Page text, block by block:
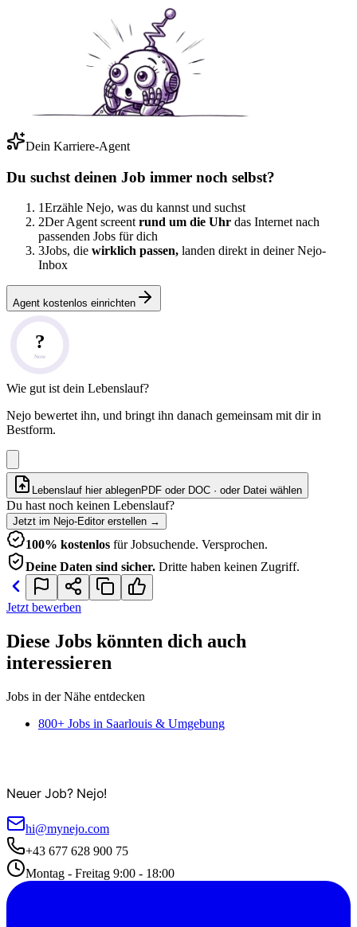
Dein Karriere-Agent
Du suchst deinen Job immer noch selbst?
1Erzähle Nejo, was du kannst und suchst
2Der Agent screent rund um die Uhr das Internet nach
passenden Jobs für dich
3Jobs, die wirklich passen, landen direkt in deiner Nejo-
Inbox
Agent kostenlos einrichten
?
Note
Wie gut ist dein Lebenslauf?
Nejo bewertet ihn, und bringt ihn danach gemeinsam mit dir in
Bestform.
Lebenslauf hier ablegenPDF oder DOC · oder Datei wählen
Du hast noch keinen Lebenslauf?
Jetzt im Nejo-Editor erstellen →
100% kostenlos für Jobsuchende. Versprochen.
Deine Daten sind sicher. Dritte haben keinen Zugriff.
Jetzt bewerben
Diese Jobs könnten dich auch
interessieren
Jobs in der Nähe entdecken
800+ Jobs in Saarlouis & Umgebung
Neuer Job? Nejo!
hi@mynejo.com
+43 677 628 900 75
Montag - Freitag 9:00 - 18:00